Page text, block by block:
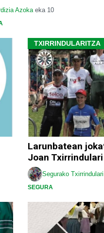
Azoka eka 10
TXIRRINDULARITZA
Larunbatean
Joan
Segurako Txirrindulari
SEGURA